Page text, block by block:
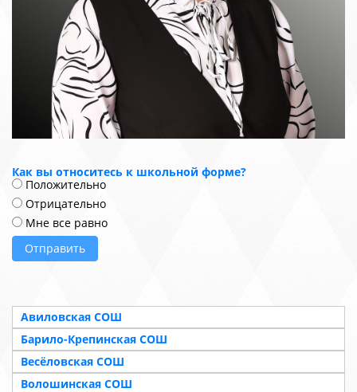
Как вы относитесь к школьной форме?
Положительно
Отрицательно
Мне все равно
Отправить
Авиловская СОШ
Барило-Крепинская СОШ
Весёловская СОШ
Волошинская СОШ